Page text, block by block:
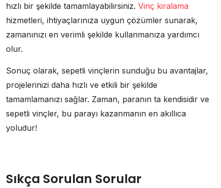
hızlı bir şekilde tamamlayabilirsiniz. Vinç kiralama
hizmetleri, ihtiyaçlarınıza uygun çözümler sunarak,
zamanınızı en verimli şekilde kullanmanıza yardımcı
olur.
Sonuç olarak, sepetli vinçlerin sunduğu bu avantajlar,
projelerinizi daha hızlı ve etkili bir şekilde
tamamlamanızı sağlar. Zaman, paranın ta kendisidir ve
sepetli vinçler, bu parayı kazanmanın en akıllıca
yoludur!
Sıkça Sorulan Sorular